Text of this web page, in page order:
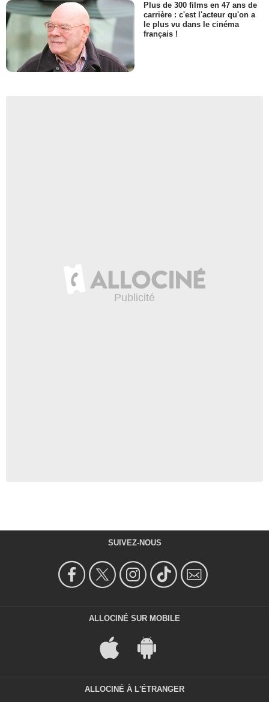
Plus de 300 films en 47 ans de
carrière : c'est l'acteur qu'on a
le plus vu dans le cinéma
français !
SUIVEZ-NOUS
ALLOCINÉ SUR MOBILE
ALLOCINÉ À L'ÉTRANGER